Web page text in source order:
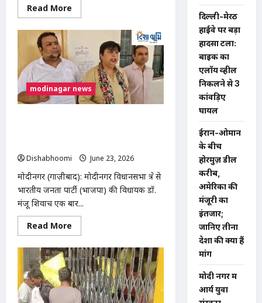
Read More
more
मोदीनगर
कांग्रेस
ने
ई-
रजिस्ट्री
व्यवस्था
वापस
लेने
की
ज्ञापन
modinagar news
Dishabhoomi
June 23, 2026
मोदीनगर (गाज़ीबाद): मोदीनगर विधानसभा क्षेत्र से
भारतीय जनता पार्टी (भाजपा) की विधायक डॉ.
मंजू शिवाच एक बार...
Read More
more
डॉ
मंजू
शिवाच
विधायक
निधि
विवाद:
मोदीनगर
दिल्ली-मेरठ
हाईवे पर बड़ा
हादसा टला:
बाइक का
एलॉय व्हील
निकलने से 3
कांवड़िए
घायल
ईरान-ओमान
के बीच
होरमुज़ डील
करीब,
अमेरिका की
मंजूरी का
इंतजार;
जानिए तीनों
देशों की क्या हैं
मांगें
मोदी नगर में
आर्य युवा